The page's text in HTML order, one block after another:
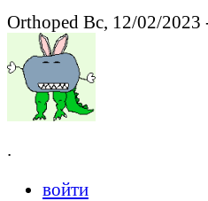
Orthoped Вс, 12/02/2023
.
войти